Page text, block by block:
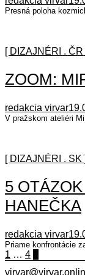
Presná poloha
[ DIZAJNÉRI . ČR
ZOOM:
redakcia virvar
V pražskom ateliéri
[ DIZAJNÉRI . SK ]
5
HANEČKA
redakcia virvar
Priame konfrontácie
Navigácia
1 … 4